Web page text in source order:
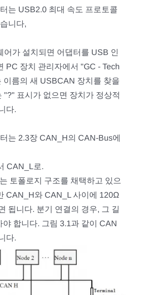
는 USB2.0 최대 속도 프로토콜
니다,
어가 설치되면 어댑터를 USB 인
PC 장치 관리자에서 "GC - Tech
이름의 새 USBCAN 장치를 찾을
"?" 표시가 없으면 장치가 정상적
다.
는 2.3장 CAN_H의 CAN-Bus에
CAN_L로.
토폴로지 구조를 채택하고 있으
CAN_H와 CAN_L 사이에 120Ω
됩니다. 분기 연결의 경우, 그 길
야 합니다. 그림 3.1과 같이 CAN
다.